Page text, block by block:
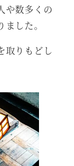
や数多くの
した。
取りもどし